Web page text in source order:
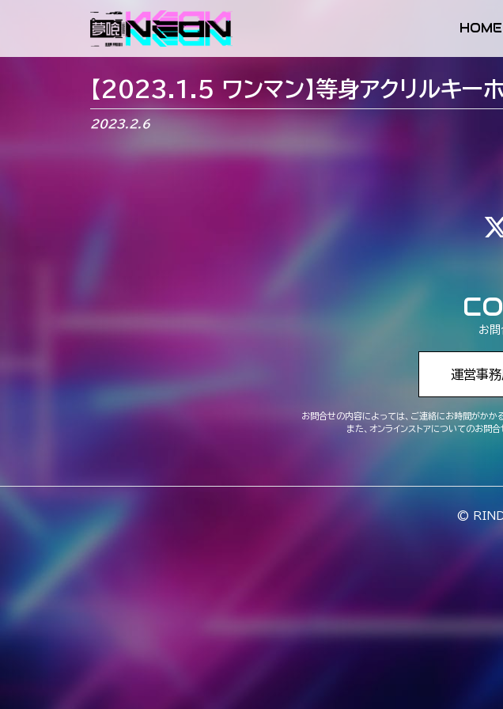
メインナビゲーション
HOME
【2023.1.5 ワンマン】等身アクリルキーホ
2023.2.6
お問
運営事
お問合せの内容によっては、ご連絡にお時間がかか
また、オンラインストアについてのお問
©